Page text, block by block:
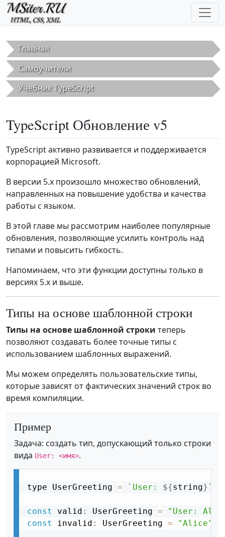
Перейти к основному содержанию
Главная
Самоучители
Учебник TypeScript
TypeScript Обновление v5
TypeScript активно развивается и поддерживается
корпорацией Microsoft.
В версии 5.x произошло множество обновлений,
направленных на повышение удобства и качества
работы с языком.
В этой главе мы рассмотрим наиболее популярные
обновления, позволяющие усилить контроль над
типами и повысить гибкость.
Напоминаем, что эти функции доступны только в
версиях 5.x и выше.
Типы на основе шаблонной строки
Типы на основе шаблонной строки теперь
позволяют создавать более точные типы с
использованием шаблонных выражений.
Мы можем определять пользовательские типы,
которые зависят от фактических значений строк во
время компиляции.
Пример
Задача: создать тип, допускающий только строки
вида User: <имя>.
type UserGreeting = `User: ${string} `
const valid : UserGreeting =
"User:
const
invalid : UserGreeting = "Alice"